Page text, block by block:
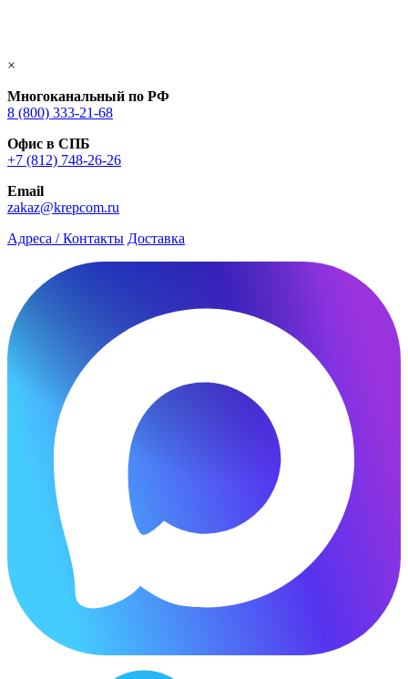
×
Многоканальный по РФ
8 (800) 333‑21-68
Офис в СПБ
+7 (812) 748‑26-26
Email
zakaz@krepcom.ru
Адреса / Контакты Доставка